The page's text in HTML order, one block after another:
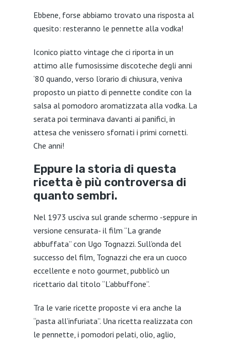
Ebbene, forse abbiamo trovato una risposta al
quesito: resteranno le pennette alla vodka!
Iconico piatto vintage che ci riporta in un
attimo alle fumosissime discoteche degli anni
‘80 quando, verso l’orario di chiusura, veniva
proposto un piatto di pennette condite con la
salsa al pomodoro aromatizzata alla vodka. La
serata poi terminava davanti ai panifici, in
attesa che venissero sfornati i primi cornetti.
Che anni!
Eppure la storia di questa
ricetta è più controversa di
quanto sembri.
Nel 1973 usciva sul grande schermo -seppure in
versione censurata- il film “La grande
abbuffata” con Ugo Tognazzi. Sull’onda del
successo del film, Tognazzi che era un cuoco
eccellente e noto gourmet, pubblicò un
ricettario dal titolo “L’abbuffone”.
Tra le varie ricette proposte vi era anche la
“pasta all’infuriata”. Una ricetta realizzata con
le pennette, i pomodori pelati, olio, aglio,